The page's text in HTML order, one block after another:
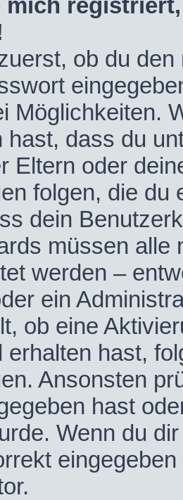
mich
ob du
Möglichkeiten.
hast, dass du
Eltern oder
folgen, die du
dein
müssen alle
werden –
ein
ob eine
erhalten hast,
Ansonsten
hast
Wenn du